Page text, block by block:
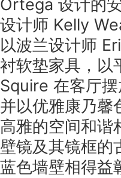
Ortega 设计的
设计师 Kelly
以波兰设计师
衬软垫家具，以
Squire 在客厅
并以优雅康乃馨
高雅的空间和谐
壁镜及其镜框的
蓝色墙壁相得益